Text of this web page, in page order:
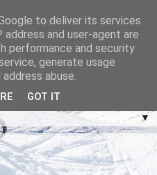
▼
to deliver its services
and user-agent are
performance and security
generate usage
abuse.
GOT IT